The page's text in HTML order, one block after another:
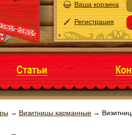
Ваша корзина
Регистрация
→ Визитницы карманные →